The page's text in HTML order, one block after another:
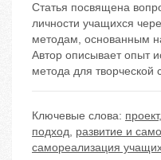
Статья посвящена
личности учащихся
методам, основанным
Автор описывает опыт
метода для
Ключевые слова: проект,
подход, развитие и
самореализация